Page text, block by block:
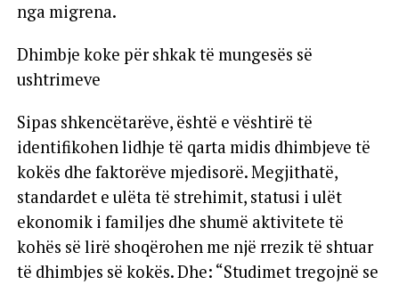
nga migrena.
Dhimbje koke për shkak të mungesës së
ushtrimeve
Sipas shkencëtarëve, është e vështirë të
identifikohen lidhje të qarta midis dhimbjeve të
kokës dhe faktorëve mjedisorë. Megjithatë,
standardet e ulëta të strehimit, statusi i ulët
ekonomik i familjes dhe shumë aktivitete të
kohës së lirë shoqërohen me një rrezik të shtuar
të dhimbjes së kokës. Dhe: “Studimet tregojnë se